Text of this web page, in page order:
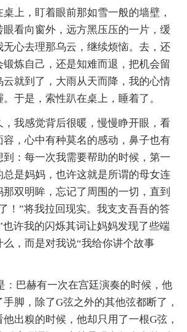
上，盯着眼前那如雪一般的墙壁，
眼看向窗外，远方黑压压的一片，缓
无心去理那乌云，继续烦恼。去，还
炼自己，还是知难而退，把机会留
云就到了，大雨从天而降，我的心情
于是，索性趴在桌上，睡着了。
，我感觉背后很暖，慢慢睁开眼，看
容，心中有种莫名的感动，鼻子也有
到：每一次我需要帮助的时候，第一
总是妈妈，也许这就是所谓的母女连
双明眸，忘记了周围的一切，直到
！”将我拉回现实。我支支吾吾的答
许我的闪烁其词让妈妈发现了些端
，而是对我说“我给你讲个故事
：巴赫有一次在宫廷演奏的时候，他
脚，除了G弦之外的其他弦都断了，
出糗的时候，他却只用了一根G弦，